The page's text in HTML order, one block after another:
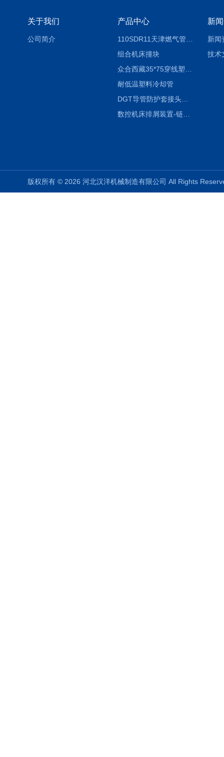
关于我们
公司简介
产品中心
组合机床撞块
耐低温塑料冷却管
DGT导管防护套接头形式与参数
数控机床排屑装置-链板式排屑机
新
新闻
技术
版权所有 © 2026 河北汉洋机械制造有限公司 All Rights